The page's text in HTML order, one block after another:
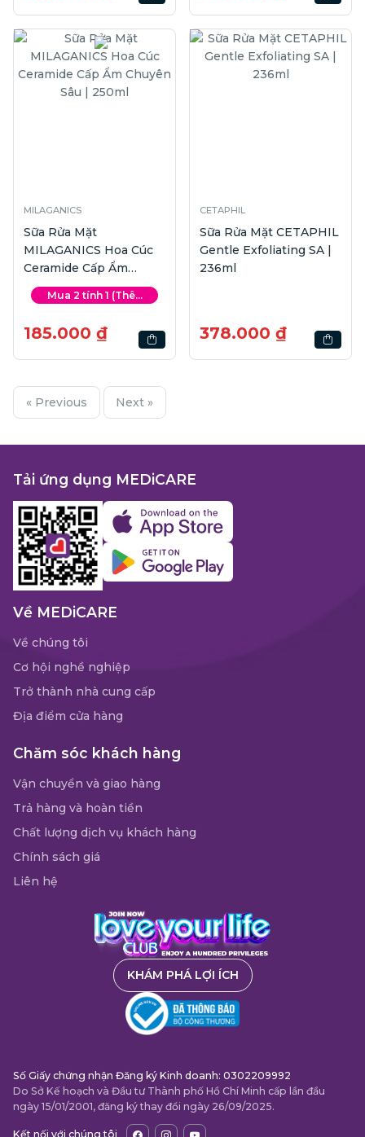
MILAGANICS
Sữa Rửa Mặt
MILAGANICS Hoa Cúc
Ceramide Cấp Ẩm
Chuyên Sâu | 250ml
Mua 2 tính 1 (Thê...
185.000 ₫
CETAPHIL
Sữa Rửa Mặt CETAPHIL
Gentle Exfoliating SA |
236ml
378.000 ₫
« Previous Next »
Tải ứng dụng MEDiCARE
Về MEDiCARE
Về chúng tôi
Cơ hội nghề nghiệp
Trở thành nhà cung cấp
Địa điểm cửa hàng
Chăm sóc khách hàng
Vận chuyển và giao hàng
Trả hàng và hoàn tiền
Chất lượng dịch vụ khách hàng
Chính sách giá
Liên hệ
KHÁM PHÁ LỢI ÍCH
Số Giấy chứng nhận Đăng ký Kinh doanh: 0302209992
Do Sở Kế hoạch và Đầu tư Thành phố Hồ Chí Minh cấp lần đầu
ngày 15/01/2001, đăng ký thay đổi ngày 26/09/2025.
Kết nối với chúng tôi